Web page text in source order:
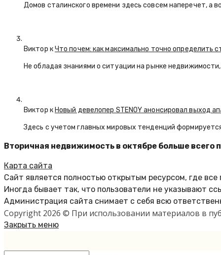
Домов сталинского времени здесь совсем наперечет, а
Виктор кЧто почем: как максимально точно определить
Не обладая знаниями о ситуации на рынке
Виктор к Новый девелопер STENOY анонсировал выход
Здесь с учетом главных мировых тенденций
Вторичная недвижимость в октябре больше всего
Карта сайта
Сайт является полностью открытым ресурсом, где
Иногда бывает так, что пользователи не указывают
Администрация сайта снимает с себя всю
Copyright 2026 © При использовании материалов в
Закрыть меню